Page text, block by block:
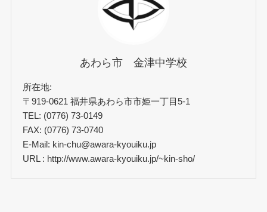
あわら市 金津中学校
所在地:
〒919-0621 福井県あわら市市姫一丁目5-1
TEL: (0776) 73-0149
FAX: (0776) 73-0740
E-Mail: kin-chu@awara-kyouiku.jp
URL : http://www.awara-kyouiku.jp/~kin-sho/